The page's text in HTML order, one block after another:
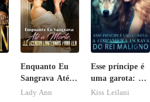
Enquanto Eu
Sangrava Até a
Morte, Ele
Lady Ann
Esse príncipe é
uma garota: A
companheira
Kiss Leilani